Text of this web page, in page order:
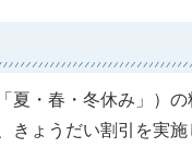
夏・春・冬休み」）
ょうだい割引を実施